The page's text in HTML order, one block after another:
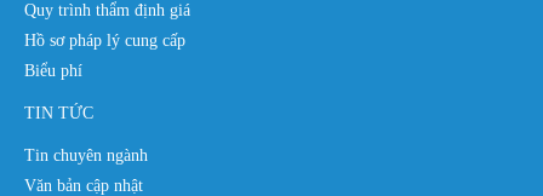
Quy trình thẩm định giá
Hồ sơ pháp lý cung cấp
Biểu phí
TIN TỨC
Tin chuyên ngành
Văn bản cập nhật